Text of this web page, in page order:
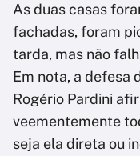
As duas casas
fachadas, foram
tarda, mas não
Em nota, a defesa
Rogério Pardini
veementemente
seja ela direta ou